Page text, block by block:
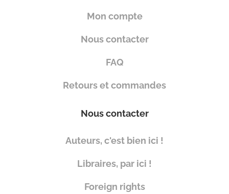
Mon compte
Nous contacter
FAQ
Retours et commandes
Nous contacter
Auteurs, c'est bien ici !
Libraires, par ici !
Foreign rights